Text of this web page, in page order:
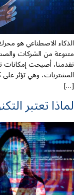
الذكاء الاصطناعي هو
متنوعة من الشركات
تقدمنا، أصبحت إمكانات
المشتريات، وهي تؤثر
[…]
لماذا تعتبر